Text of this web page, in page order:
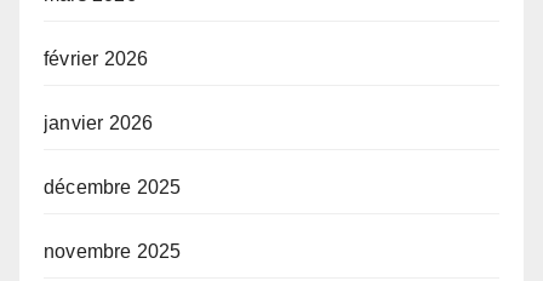
février 2026
janvier 2026
décembre 2025
novembre 2025